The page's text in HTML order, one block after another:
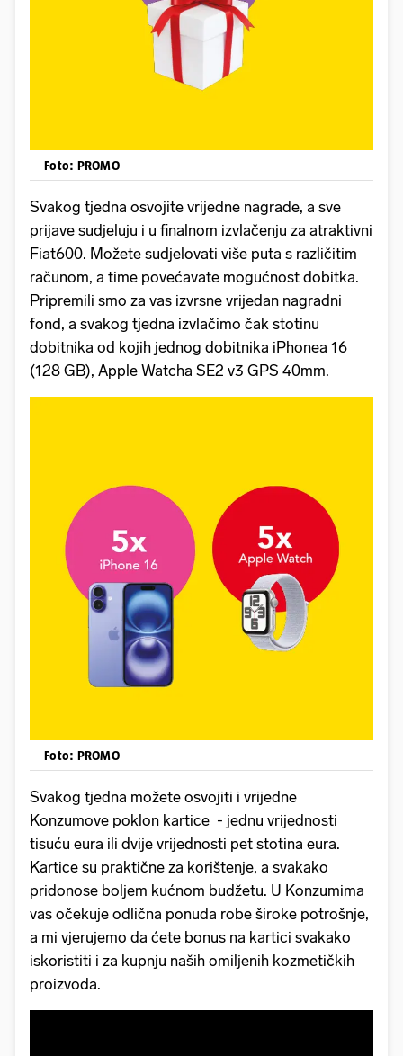
Foto: PROMO
Svakog tjedna osvojite vrijedne nagrade, a sve
prijave sudjeluju i u finalnom izvlačenju za atraktivni
Fiat600. Možete sudjelovati više puta s različitim
računom, a time povećavate mogućnost dobitka.
Pripremili smo za vas izvrsne vrijedan nagradni
fond, a svakog tjedna izvlačimo čak stotinu
dobitnika od kojih jednog dobitnika iPhonea 16
(128 GB), Apple Watcha SE2 v3 GPS 40mm.
Foto: PROMO
Svakog tjedna možete osvojiti i vrijedne
Konzumove poklon kartice - jednu vrijednosti
tisuću eura ili dvije vrijednosti pet stotina eura.
Kartice su praktične za korištenje, a svakako
pridonose boljem kućnom budžetu. U Konzumima
vas očekuje odlična ponuda robe široke potrošnje,
a mi vjerujemo da ćete bonus na kartici svakako
iskoristiti i za kupnju naših omiljenih kozmetičkih
proizvoda.